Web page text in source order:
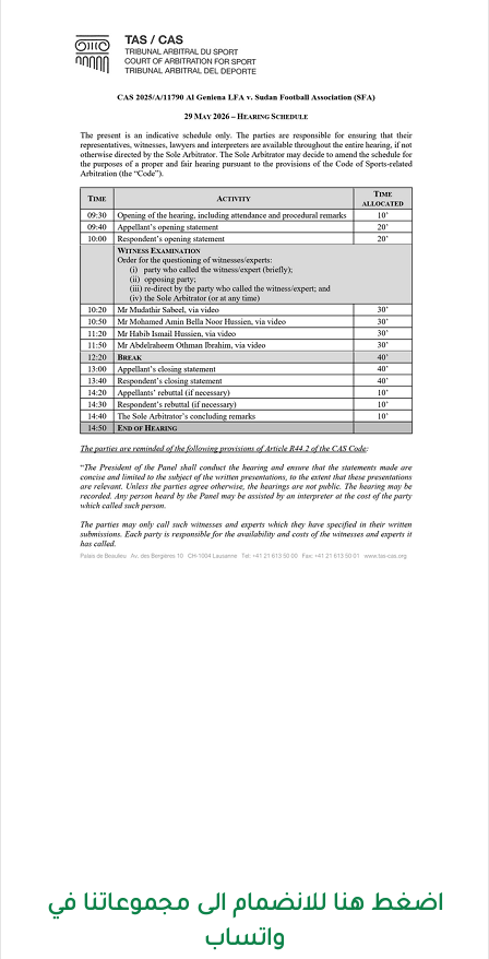
اضغط هنا للانضمام الى مجموعاتنا في
واتساب